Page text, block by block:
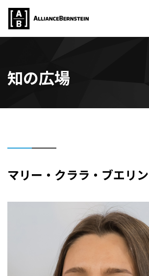
知の広場
マリー・クララ・ブエリ